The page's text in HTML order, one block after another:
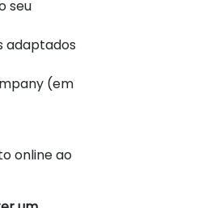
seu
adaptados
(em
online ao